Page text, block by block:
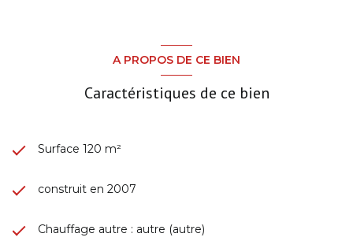
A PROPOS DE CE BIEN
Caractéristiques de ce bien
Surface 120 m²
construit en 2007
Chauffage autre : autre (autre)